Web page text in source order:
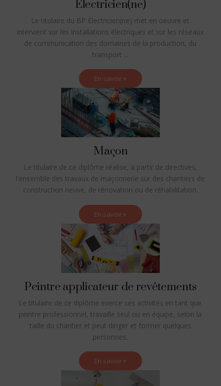
Electricien(ne)
Le titulaire du BP Electricien(ne) met en oeuvre et
intervient sur les installations électriques et sur les réseaux
de communication des domaines de la production, du
transport ...
En savoir +
Maçon
Le titulaire de ce diplôme réalise, à partir de directives,
l'ensemble des travaux de maçonnerie sur des chantiers de
construction neuve, de rénovation ou de réhabilitation.
En savoir +
Peintre applicateur de revêtements
Le titulaire de ce diplôme exerce ses activités en tant que
peintre professionnel, travaille seul ou en équipe, selon la
taille du chantier et peut diriger et former quelques
personnes.
En savoir +